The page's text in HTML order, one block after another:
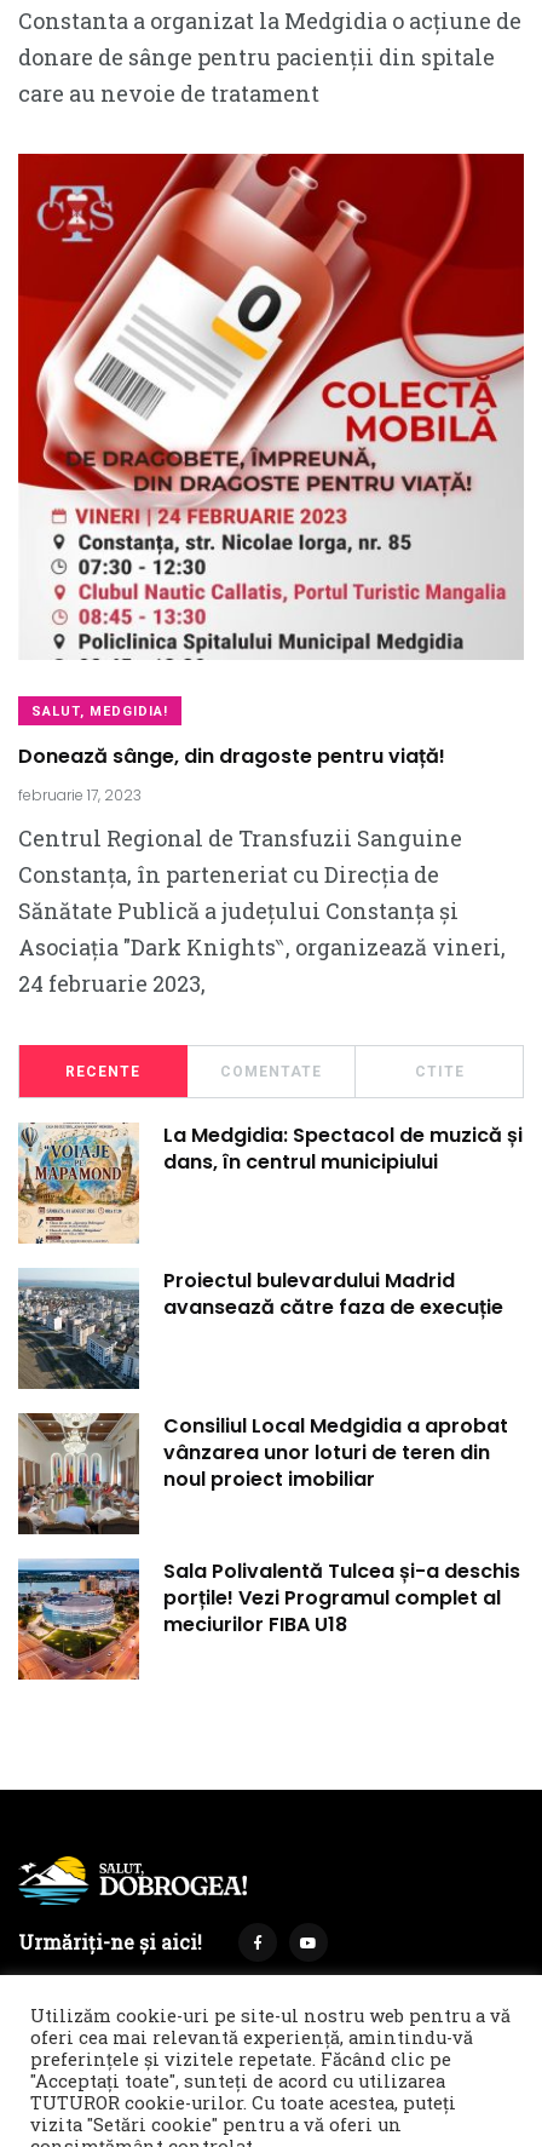
Constanta a organizat la Medgidia o acțiune de
donare de sânge pentru pacienții din spitale
care au nevoie de tratament
SALUT, MEDGIDIA!
Donează sânge, din dragoste pentru viață!
februarie 17, 2023
Centrul Regional de Transfuzii Sanguine
Constanța, în parteneriat cu Direcția de
Sănătate Publică a județului Constanța și
Asociația ″Dark Knights‶, organizează vineri,
24 februarie 2023,
RECENTE COMENTATE CTITE
La Medgidia: Spectacol de muzică și
dans, în centrul municipiului
Proiectul bulevardului Madrid
avansează către faza de execuție
Consiliul Local Medgidia a aprobat
vânzarea unor loturi de teren din
noul proiect imobiliar
Sala Polivalentă Tulcea și-a deschis
porțile! Vezi Programul complet al
meciurilor FIBA U18
Urmăriți-ne și aici!
Termeni și condiții
Politica de cookies & GDPR
Noi îți facem reclamă!
© 2021 Salut, Dobrogea! - Ziar de informare și atitudine || E-
Utilizăm cookie-uri pe site-ul nostru web pentru a vă
oferi cea mai relevantă experiență, amintindu-vă
preferințele și vizitele repetate. Făcând clic pe
"Acceptați toate", sunteți de acord cu utilizarea
TUTUROR cookie-urilor. Cu toate acestea, puteți
vizita "Setări cookie" pentru a vă oferi un